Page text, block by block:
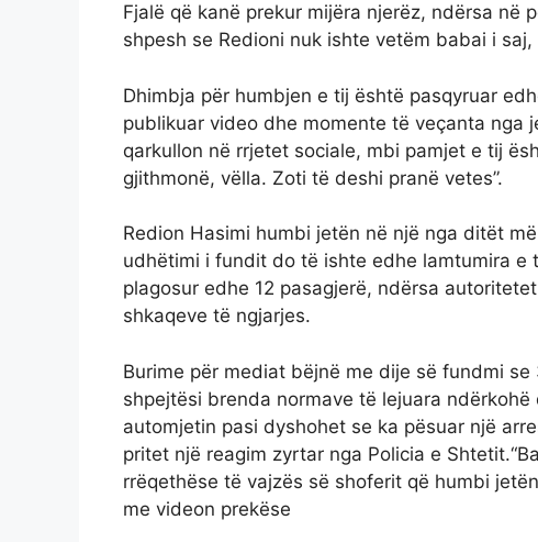
Fjalë që kanë prekur mijëra njerëz, ndërsa në
shpesh se Redioni nuk ishte vetëm babai i
Dhimbja për humbjen e tij është pasqyruar
publikuar video dhe momente të veçanta
qarkullon në rrjetet sociale, mbi pamjet e tij
gjithmonë, vëlla. Zoti të deshi pranë vetes”.
Redion Hasimi humbi jetën në një nga ditët
udhëtimi i fundit do të ishte edhe lamtumira e
plagosur edhe 12 pasagjerë, ndërsa
shkaqeve të ngjarjes.
Burime për mediat bëjnë me dije së fundmi
shpejtësi brenda normave të lejuara
automjetin pasi dyshohet se ka pësuar një
pritet një reagim zyrtar nga Policia e
rrëqethëse të vajzës së shoferit që humbi
me videon prekëse